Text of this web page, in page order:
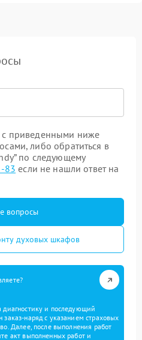
с приведенными ниже
либо обратиться в
по следующему
83 если не нашли ответ на
вопросы
духовых шкафов
диагностику и последующий
заказ-наряд с указанием страховых
Далее, после выполнения работ
акт выполненных работ и